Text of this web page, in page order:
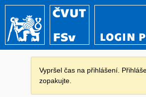
LOGIN
Vypršel čas na přihlášení.
zopakujte.